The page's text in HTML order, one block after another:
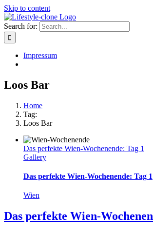
Skip to content
Search for:
Impressum
Loos Bar
Home
Tag:
Loos Bar
Das perfekte Wien-Wochenende: Tag 1
Gallery
Das perfekte Wien-Wochenende: Tag 1
Wien
Das perfekte Wien-